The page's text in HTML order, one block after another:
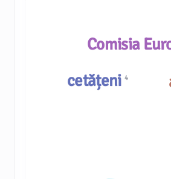
cetățeni 4
Comisia